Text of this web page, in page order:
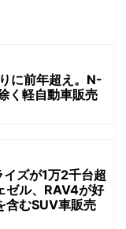
に前年超え。N-
く軽自動車販売
ズが1万2千台超
ゼル、RAV4が好
含むSUV車販売